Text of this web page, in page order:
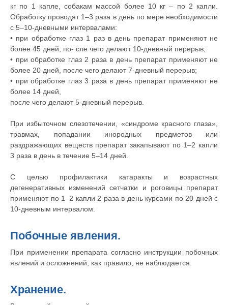
кг по 1 капле, собакам массой более 10 кг – по 2 капли.
Обработку проводят 1–3 раза в день по мере необходимости
с 5–10-дневными интервалами:
• при обработке глаз 1 раз в день препарат применяют не
более 45 дней, по- сле чего делают 10-дневный перерыв;
• при обработке глаз 2 раза в день препарат применяют не
более 20 дней, после чего делают 7-дневный перерыв;
• при обработке глаз 3 раза в день препарат применяют не
более 14 дней,
после чего делают 5-дневный перерыв.
При избыточном слезотечении, «синдроме красного глаза»,
травмах, попадании инородных предметов или
раздражающих веществ препарат закапывают по 1–2 капли
3 раза в день в течение 5–14 дней.
С целью профилактики катаракты и возрастных
дегенеративных изменений сетчатки и роговицы препарат
применяют по 1–2 капли 2 раза в день курсами по 20 дней с
10-дневным интервалом.
Побочные явления.
При применении препарата согласно инструкции побочных
явлений и осложнений, как правило, не наблюдается.
Хранение.
© 2015—2026 ООО «Сытая Морда»
Данный сайт носит информационный характер и
Политика конфиденциальности
Согласие на обработку перс. данных
+7 (3452) 57-54-36 Заказать звонок
Хотите у нас работать?
Заполнить анкету
Реквизиты